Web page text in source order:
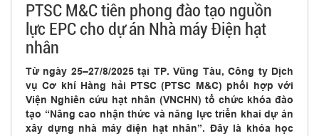
PTSC M&C tiên phong đào tạo nguồn
lực EPC cho dự án Nhà máy Điện hạt
nhân
Từ ngày 25–27/8/2025 tại TP. Vũng Tàu, Công ty Dịch
vụ Cơ khí Hàng hải PTSC (PTSC M&C) phối hợp với
Viện Nghiên cứu hạt nhân (VNCHN) tổ chức khóa đào
tạo “Nâng cao nhận thức và năng lực triển khai dự án
xây dựng nhà máy điện hạt nhân”. Đây là khóa học